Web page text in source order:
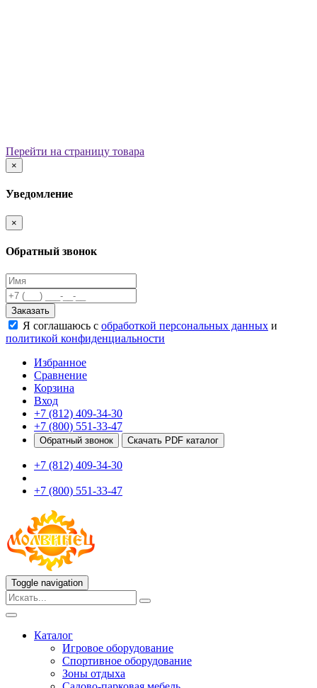
Игровые элементы
Качалки на пружине
Домики-беседки
Развивающие игровые элементы
ПДД для детей
Безопасные покрытия
Спортивные комплексы от 3 до 7 лет
Входные арки
Информационные стойки
Ограждения
Для детей с ограниченными возможностями
Школам
Игровые комплексы от 5 до 12 лет
Спортивные элементы
Тренажеры
Теннисные столы
Спортивные ворота
Спортивные стойки
Оборудование для ГТО
Информационные стойки
Ограждения
Безопасные покрытия
Игровые комплексы от 5 до 12 лет
Горки
Игровые элементы
Качели балансирные
Перейти на страницу товара
×
Уведомление
×
Обратный звонок
Заказать
Я соглашаюсь с обработкой персональных данных и
политикой конфиденциальности
Избранное
Сравнение
Корзина
Вход
+7 (812) 409-34-30
+7 (800) 551-33-47
Обратный звонок Скачать PDF каталог
+7 (812) 409-34-30
+7 (800) 551-33-47
Toggle navigation
Каталог
Игровое оборудование
Спортивное оборудование
Зоны отдыха